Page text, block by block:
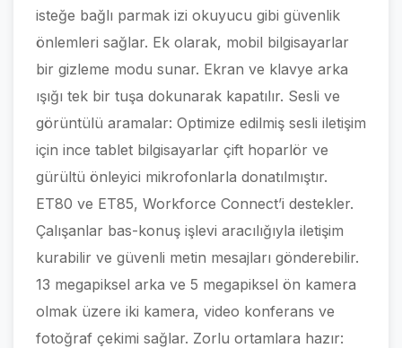
isteğe bağlı parmak izi okuyucu gibi güvenlik
önlemleri sağlar. Ek olarak, mobil bilgisayarlar
bir gizleme modu sunar. Ekran ve klavye arka
ışığı tek bir tuşa dokunarak kapatılır. Sesli ve
görüntülü aramalar: Optimize edilmiş sesli iletişim
için ince tablet bilgisayarlar çift hoparlör ve
gürültü önleyici mikrofonlarla donatılmıştır.
ET80 ve ET85, Workforce Connect’i destekler.
Çalışanlar bas-konuş işlevi aracılığıyla iletişim
kurabilir ve güvenli metin mesajları gönderebilir.
13 megapiksel arka ve 5 megapiksel ön kamera
olmak üzere iki kamera, video konferans ve
fotoğraf çekimi sağlar. Zorlu ortamlara hazır: